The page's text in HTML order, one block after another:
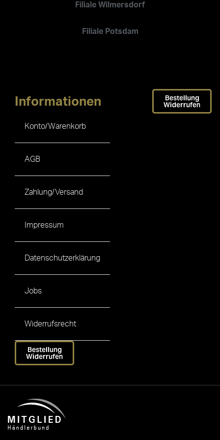
Filiale Wilmersdorf
Filiale Potsdam
Informationen
Konto/Warenkorb
AGB
Zahlung/Versand
Impressum
Datenschutzerklärung
Jobs
Widerrufsrecht
Bestellung
Widerrufen
Bestellung
Widerrufen